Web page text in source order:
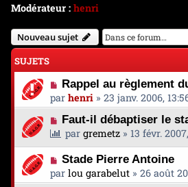
Modérateur : henri
Nouveau sujet
SUJETS
Rappel au règlement
par henri » 23 janv. 2006,
Faut-il débaptiser le
par gremetz » 13 févr.
Stade Pierre Antoine
par lou garabelut » 26 août